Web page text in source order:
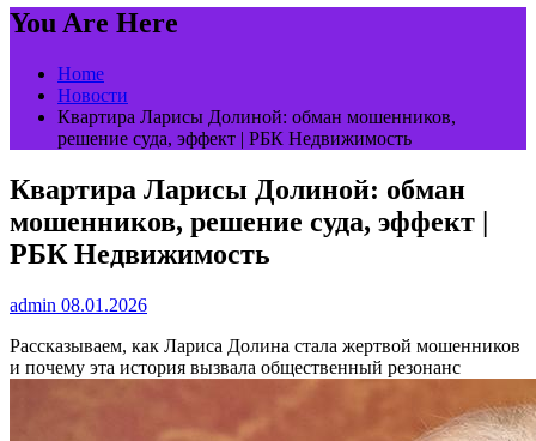
You Are Here
Home
Новости
Квартира Ларисы Долиной: обман мошенников,
решение суда, эффект | РБК Недвижимость
Квартира Ларисы Долиной: обман
мошенников, решение суда, эффект |
РБК Недвижимость
admin 08.01.2026
Рассказываем, как Лариса Долина стала жертвой мошенников
и почему эта история вызвала общественный резонанс